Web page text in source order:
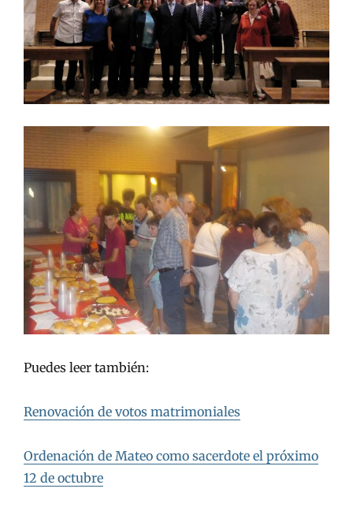
Puedes leer también:
Renovación de votos matrimoniales
Ordenación de Mateo como sacerdote el próximo
12 de octubre